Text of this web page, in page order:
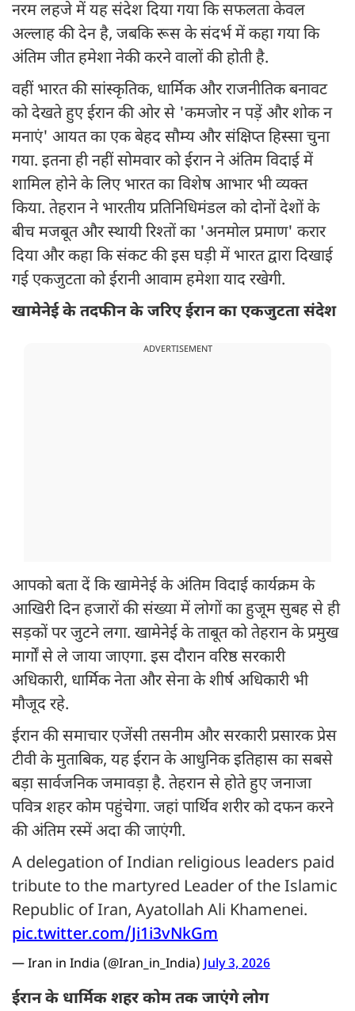
नरम लहजे में यह संदेश दिया गया कि सफलता केवल
अल्लाह की देन है, जबकि रूस के संदर्भ में कहा गया कि
अंतिम जीत हमेशा नेकी करने वालों की होती है.
वहीं भारत की सांस्कृतिक, धार्मिक और राजनीतिक बनावट
को देखते हुए ईरान की ओर से 'कमजोर न पड़ें और शोक न
मनाएं' आयत का एक बेहद सौम्य और संक्षिप्त हिस्सा चुना
गया. इतना ही नहीं सोमवार को ईरान ने अंतिम विदाई में
शामिल होने के लिए भारत का विशेष आभार भी व्यक्त
किया. तेहरान ने भारतीय प्रतिनिधिमंडल को दोनों देशों के
बीच मजबूत और स्थायी रिश्तों का 'अनमोल प्रमाण' करार
दिया और कहा कि संकट की इस घड़ी में भारत द्वारा दिखाई
गई एकजुटता को ईरानी आवाम हमेशा याद रखेगी.
खामेनेई के तदफीन के जरिए ईरान का एकजुटता संदेश
ADVERTISEMENT
आपको बता दें कि खामेनेई के अंतिम विदाई कार्यक्रम के
आखिरी दिन हजारों की संख्या में लोगों का हुजूम सुबह से ही
सड़कों पर जुटने लगा. खामेनेई के ताबूत को तेहरान के प्रमुख
मार्गों से ले जाया जाएगा. इस दौरान वरिष्ठ सरकारी
अधिकारी, धार्मिक नेता और सेना के शीर्ष अधिकारी भी
मौजूद रहे.
ईरान की समाचार एजेंसी तसनीम और सरकारी प्रसारक प्रेस
टीवी के मुताबिक, यह ईरान के आधुनिक इतिहास का सबसे
बड़ा सार्वजनिक जमावड़ा है. तेहरान से होते हुए जनाजा
पवित्र शहर कोम पहुंचेगा. जहां पार्थिव शरीर को दफन करने
की अंतिम रस्में अदा की जाएंगी.
A delegation of Indian religious leaders paid
tribute to the martyred Leader of the Islamic
Republic of Iran, Ayatollah Ali Khamenei.
pic.twitter.com/Ji1i3vNkGm
— Iran in India (@Iran_in_India)July 3, 2026
ईरान के धार्मिक शहर कोम तक जाएंगे लोग